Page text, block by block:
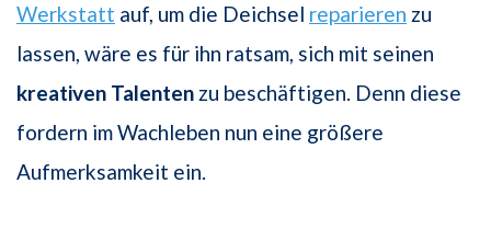
Werkstatt auf, um die Deichsel reparieren zu
lassen, wäre es für ihn ratsam, sich mit seinen
kreativen Talenten zu beschäftigen. Denn diese
fordern im Wachleben nun eine größere
Aufmerksamkeit ein.